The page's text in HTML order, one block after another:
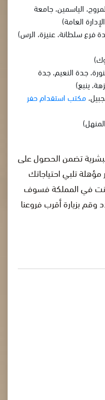
الياسمين، جامعة
العامة)
فرع سلطانة، عنيزة، الرس)
جدة النعيم، جدة
ينبع)
مكتب استقدام حفر
تضمن الحصول على
تلبي احتياجاتك
كنت في المملكة فسوف
وقم بزيارة أقرب فروعنا